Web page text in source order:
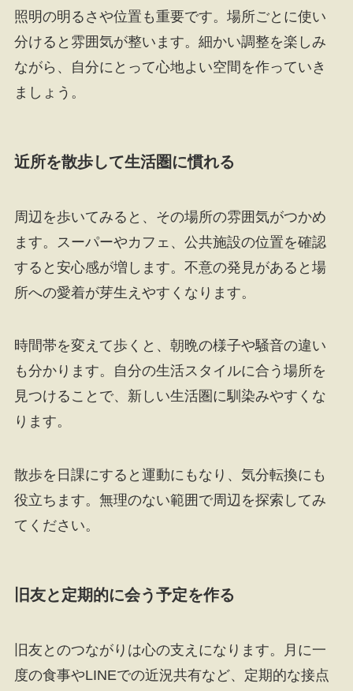
照明の明るさや位置も重要です。場所ごとに使い
分けると雰囲気が整います。細かい調整を楽しみ
ながら、自分にとって心地よい空間を作っていき
ましょう。
近所を散歩して生活圏に慣れる
周辺を歩いてみると、その場所の雰囲気がつかめ
ます。スーパーやカフェ、公共施設の位置を確認
すると安心感が増します。不意の発見があると場
所への愛着が芽生えやすくなります。
時間帯を変えて歩くと、朝晩の様子や騒音の違い
も分かります。自分の生活スタイルに合う場所を
見つけることで、新しい生活圏に馴染みやすくな
ります。
散歩を日課にすると運動にもなり、気分転換にも
役立ちます。無理のない範囲で周辺を探索してみ
てください。
旧友と定期的に会う予定を作る
旧友とのつながりは心の支えになります。月に一
度の食事やLINEでの近況共有など、定期的な接点